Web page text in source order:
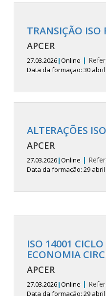
TRANSIÇÃO ISO
APCER
27.03.2026|Online |
Data da formação: 30 abril
ALTERAÇÕES
APCER
27.03.2026|Online |
Data da formação: 29 abril
ISO 14001 CICLO
ECONOMIA
APCER
27.03.2026|Online |
Data da formação: 29 abril